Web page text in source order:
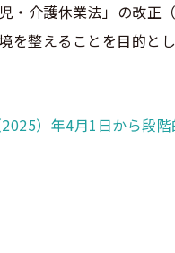
・介護休業法」の改正
を整えることを目的と
）年4月1日から段階